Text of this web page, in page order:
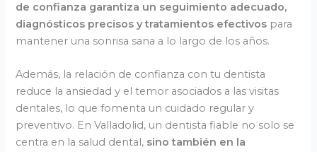
de confianza garantiza un seguimiento adecuado,
diagnósticos precisos y tratamientos efectivos para
mantener una sonrisa sana a lo largo de los años.
Además, la relación de confianza con tu dentista
reduce la ansiedad y el temor asociados a las visitas
dentales, lo que fomenta un cuidado regular y
preventivo. En Valladolid, un dentista fiable no solo se
centra en la salud dental, sino también en la